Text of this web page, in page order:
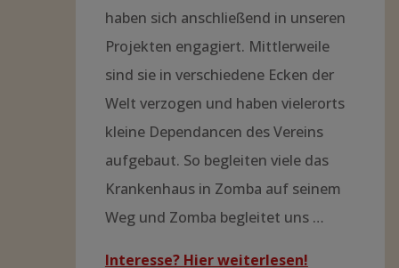
haben sich anschließend in unseren
Projekten engagiert. Mittlerweile
sind sie in verschiedene Ecken der
Welt verzogen und haben vielerorts
kleine Dependancen des Vereins
aufgebaut. So begleiten viele das
Krankenhaus in Zomba auf seinem
Weg und Zomba begleitet uns …
Interesse? Hier weiterlesen!